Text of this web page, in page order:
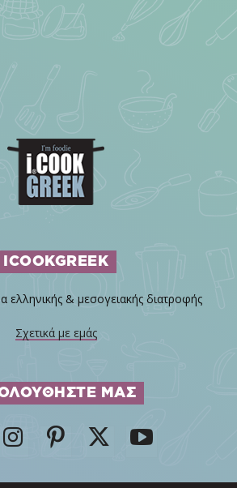
ICOOKGREEK
ελληνικής & μεσογειακής διατροφής
Σχετικά με εμάς
ΜΑΣ